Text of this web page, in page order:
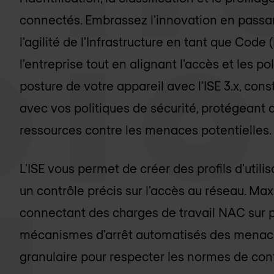
connectés. Embrassez l'innovation en
l'agilité de l'Infrastructure en tant que Code
l'entreprise tout en alignant l'accès et les
posture de votre appareil avec l'ISE 3.x,
avec vos politiques de sécurité, protégeant
ressources contre les menaces potentielles.
L'ISE vous permet de créer des profils
un contrôle précis sur l'accès au réseau.
connectant des charges de travail NAC sur
mécanismes d'arrêt automatisés des
granulaire pour respecter les normes de